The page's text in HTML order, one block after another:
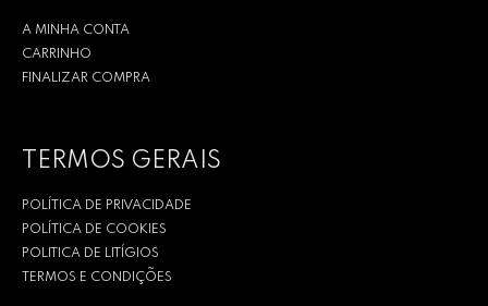
A MINHA CONTA
CARRINHO
FINALIZAR COMPRA
TERMOS GERAIS
POLÍTICA DE PRIVACIDADE
POLÍTICA DE COOKIES
POLITICA DE LITÍGIOS
TERMOS E CONDIÇÕES